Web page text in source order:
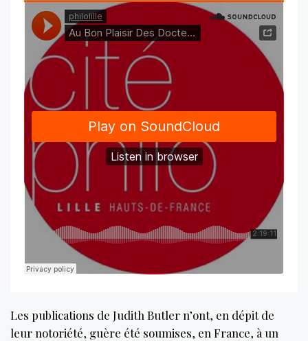
Les publications de Judith Butler n’ont, en dépit de
leur notoriété, guère été soumises, en France, à un